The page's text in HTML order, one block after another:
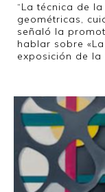
“La técnica de
geométricas,
señaló la
hablar sobre
exposición de la